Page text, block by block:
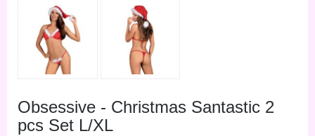
Obsessive - Christmas Santastic 2
pcs Set L/XL